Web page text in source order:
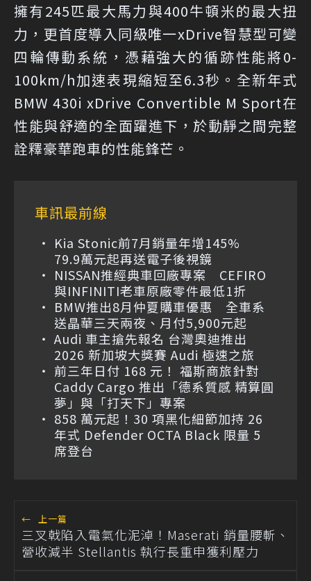
擁有245匹最大馬力與400牛頓米的最大扭
力，更首度導入同級唯一xDrive智慧型可變
四輪傳動系統，憑藉強大的循跡性能將0-
100km/h加速表現縮短至6.3秒。全新年式
BMW 430i xDrive Convertible M Sport在
性能與舒適的全面躍進下，於動靜之間完整
詮釋豪華跑車的性能鋒芒。
車訊最前線
Kia Stonic前7月銷量年增145%
79.9萬元起再送電子後視鏡
NISSAN推經典車回廠專案 CEFIRO
與INFINITI老車原廠零件最低1折
BMW推出8月仲夏購車優惠 全車系
送晶華三天兩夜、月付5,900元起
Audi 車主搶先報名 台灣奧迪推出
2026 新加坡大獎賽 Audi 極速之旅
前三年日付 168 元！ 福斯商旅針對
Caddy Cargo 推出「德系質感 精算圓
夢」與「打天下」專案
858 萬元起！30 項黑化細節加持 26
年式 Defender OCTA Black 限量 5
席登台
← 上一篇
三叉戟陷入電氣化泥淖！Maserati 銷量腰斬、
營收減半 Stellantis 執行長重申獲利壓力